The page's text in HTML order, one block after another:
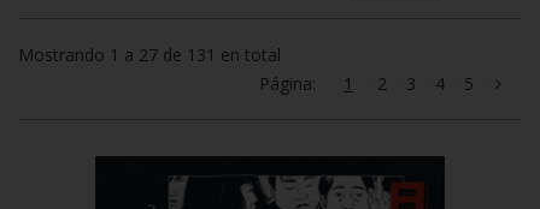
Mostrando 1 a 27 de 131 en total
Página:
1 2 3 4 5